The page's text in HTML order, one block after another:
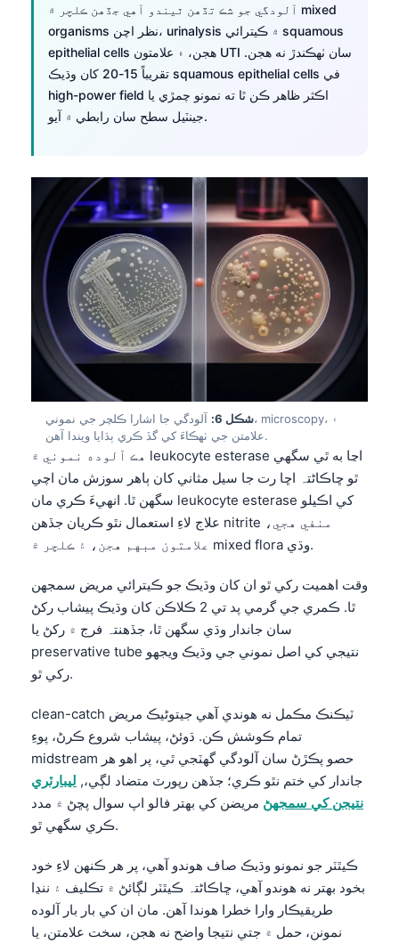
آلودگي جو شڪ تڏهن ٿيندو آهي جڏهن ڪلچر ۾ mixed
organisms نظر اچن، urinalysis ۾ ڪيترائي squamous
epithelial cells هجن، ۽ علامتون UTI سان ٺهڪندڙ نه هجن.
تقريباً 15-20 کان وڌيڪ squamous epithelial cells في
high-power field اڪثر ظاهر ڪن ٿا ته نمونو چمڙي يا
جينٽيل سطح سان رابطي ۾ آيو.
شڪل 6:
آلودگي جا اشارا ڪلچر جي نموني، microscopy، ۽
علامتن جي ٺهڪاءَ کي گڏ ڪري ٻڌايا ويندا آهن.
هڪ آلوده نموني ۾ leukocyte esterase اڃا به ٿي سگهي
ٿو ڇاڪاڻ⁠تہ اڇا رت جا سيل مثاني کان ٻاهر سوزش مان اچي
سگهن ٿا. انهيءَ ڪري مان leukocyte esterase کي اڪيلو
علاج لاءِ استعمال نٿو ڪريان جڏهن nitrite منفي هجي،
علامتون مبهم هجن، ۽ ڪلچر ۾ mixed flora وڌي.
وقت اهميت رکي ٿو ان کان وڌيڪ جو ڪيترائي مريض سمجهن
ٿا. ڪمري جي گرمي پد تي 2 ڪلاڪن کان وڌيڪ پيشاب رکڻ
سان جاندار وڌي سگهن ٿا، جڏهن⁠تہ فرج ۾ رکڻ يا
preservative tube نتيجي کي اصل نموني جي وڌيڪ ويجهو
رکي ٿو.
clean-catch ٽيڪنڪ مڪمل نه هوندي آهي جيتوڻيڪ مريض
تمام ڪوشش ڪن. ڌوئڻ، پيشاب شروع ڪرڻ، پوءِ
midstream حصو پڪڙڻ سان آلودگي گهٽجي ٿي، پر اهو هر
جاندار کي ختم نٿو ڪري؛ جڏهن رپورٽ متضاد لڳي،, ليبارٽري
نتيجن کي سمجهڻ مريضن کي بهتر فالو اپ سوال پڇڻ ۾ مدد
ڪري سگهي ٿو.
ڪيٿٽر جو نمونو وڌيڪ صاف هوندو آهي، پر هر ڪنهن لاءِ خود
بخود بهتر نه هوندو آهي، ڇاڪاڻ⁠تہ ڪيٿٽر لڳائڻ ۾ تڪليف ۽ ننڍا
طريقيڪار وارا خطرا هوندا آهن. مان ان کي بار بار آلوده
نمونن، حمل ۾ جتي نتيجا واضح نه هجن، سخت علامتن، يا
ಕನ್ನಡ
മലയാളം
Bahasa Melayu
Tagalog
ไทย
ភាសាខ្មែរ
Українська
O‘zbekcha
Қазақ тілі
Suomi
Hrvatski
Slovenčina
كوردی‎
پښتو
සිංහල
অসমীয়া
Galego
Latviešu valoda
Македонски јазик
Euskara
Gàidhlig
Afrikaans
Монгол
ພາສາລາວ
Basa Jawa